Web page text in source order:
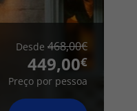
Desde 468,00
449,00
Preço por pessoa